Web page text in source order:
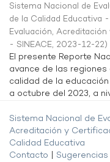
Sistema Nacional de
de la Calidad Educativa -
Evaluación,
- SINEACE, 2023-12-22)
El presente Reporte
avance de las
calidad de la
a octubre del 2023, a
Sistema Nacional de
Acreditación y
Calidad Educativa
Contacto
Sugerencias